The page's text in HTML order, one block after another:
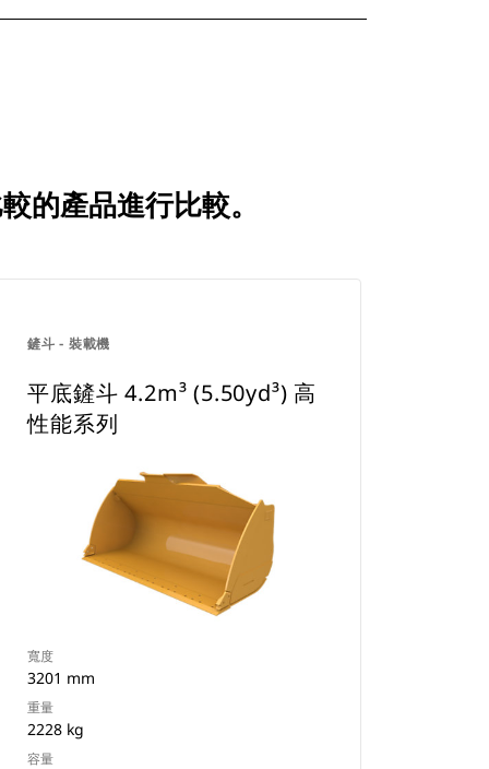
的產品進行比較。
鏟斗 - 裝載機
平底鏟斗 4.2m³ (5.50yd³) 高
性能系列
寬度
3201 mm
重量
2228 kg
容量